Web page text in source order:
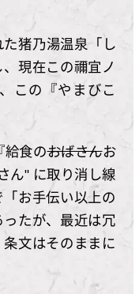
猪乃湯温泉「し
現在この禰宜ノ
この『やまびこ
給食のおばさんお
ん" に取り消し線
お手伝い以上の
たが、最近は冗
文はそのままに